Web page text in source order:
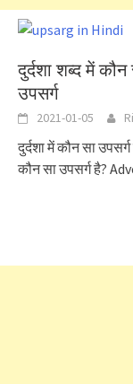
दुर्दशा शब्द में
उपसर्ग
2021-01-05
दुर्दशा में कौन सा
कौन सा उपसर्ग है?